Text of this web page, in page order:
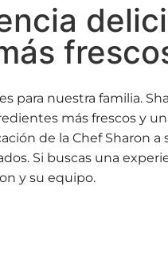
para nuestra familia.
más frescos y
de la Chef Sharon
Si buscas una
y su equipo.